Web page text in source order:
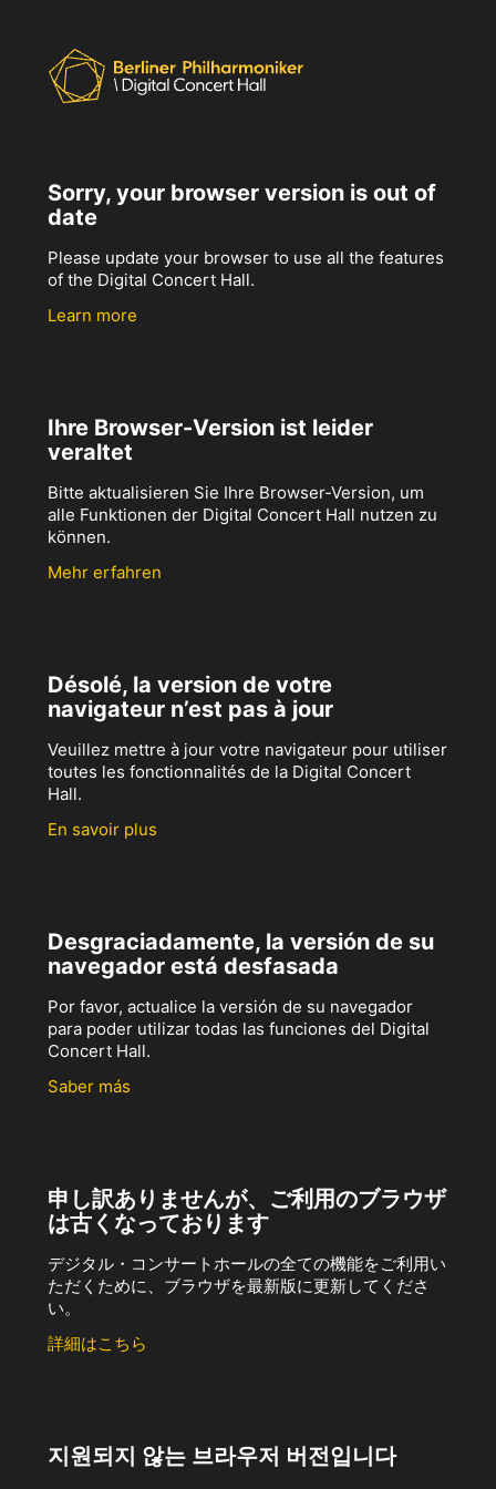
Sorry, your browser version is out of
date
Please update your browser to use all the features
of the Digital Concert Hall.
Learn more
Ihre Browser-Version ist leider
veraltet
Bitte aktualisieren Sie Ihre Browser-Version, um
alle Funktionen der Digital Concert Hall nutzen zu
können.
Mehr erfahren
Désolé, la version de votre
navigateur n’est pas à jour
Veuillez mettre à jour votre navigateur pour utiliser
toutes les fonctionnalités de la Digital Concert
Hall.
En savoir plus
Desgraciadamente, la versión de su
navegador está desfasada
Por favor, actualice la versión de su navegador
para poder utilizar todas las funciones del Digital
Concert Hall.
Saber más
申し訳ありませんが、ご利用のブラウザ
は古くなっております
デジタル・コンサートホールの全ての機能をご利用い
ただくために、ブラウザを最新版に更新してくださ
い。
詳細はこちら
지원되지 않는 브라우저 버전입니다